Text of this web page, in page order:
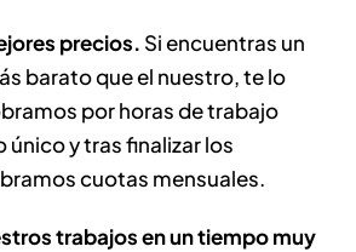
precios. Si encuentras un
barato que el nuestro, te lo
por horas de trabajo
único y tras finalizar los
cuotas mensuales.
trabajos en un tiempo muy